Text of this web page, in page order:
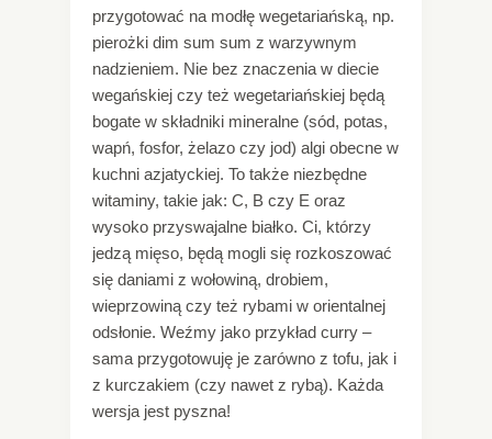
przygotować na modłę wegetariańską, np.
pierożki dim sum sum z warzywnym
nadzieniem. Nie bez znaczenia w diecie
wegańskiej czy też wegetariańskiej będą
bogate w składniki mineralne (sód, potas,
wapń, fosfor, żelazo czy jod) algi obecne w
kuchni azjatyckiej. To także niezbędne
witaminy, takie jak: C, B czy E oraz
wysoko przyswajalne białko. Ci, którzy
jedzą mięso, będą mogli się rozkoszować
się daniami z wołowiną, drobiem,
wieprzowiną czy też rybami w orientalnej
odsłonie. Weźmy jako przykład curry –
sama przygotowuję je zarówno z tofu, jak i
z kurczakiem (czy nawet z rybą). Każda
wersja jest pyszna!